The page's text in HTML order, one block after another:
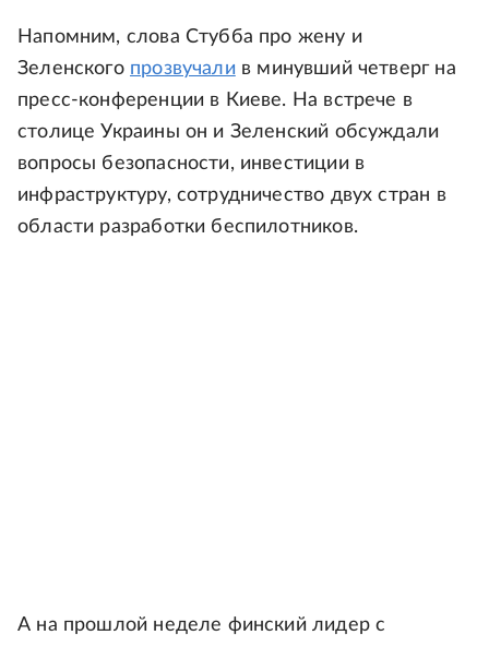
Напомним, слова Стубба про жену и
Зеленского прозвучали в минувший четверг на
пресс-конференции в Киеве. На встрече в
столице Украины он и Зеленский обсуждали
вопросы безопасности, инвестиции в
инфраструктуру, сотрудничество двух стран в
области разработки беспилотников.
А на прошлой неделе финский лидер с